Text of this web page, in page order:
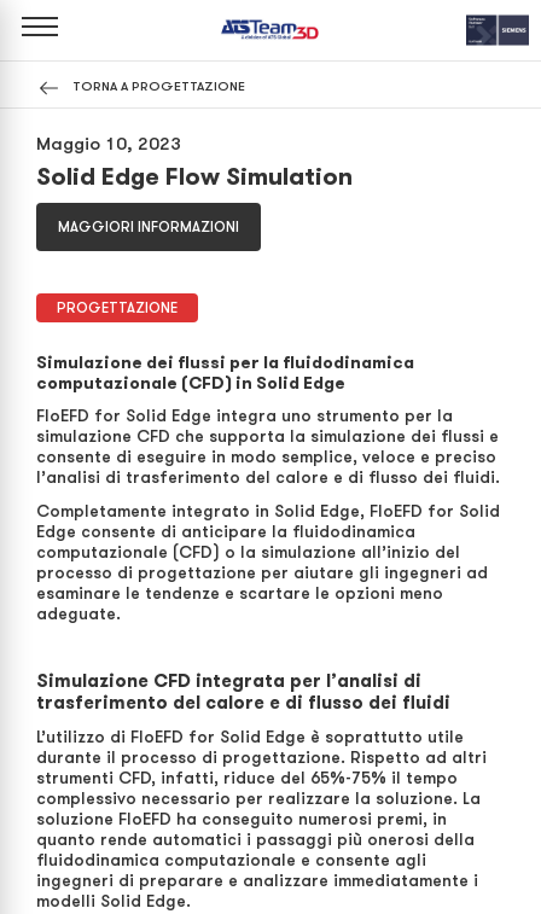
TORNA A PROGETTAZIONE
Maggio 10, 2023
Solid Edge Flow Simulation
MAGGIORI INFORMAZIONI
PROGETTAZIONE
Simulazione dei flussi per la fluidodinamica
computazionale (CFD) in Solid Edge
FloEFD for Solid Edge integra uno strumento per la
simulazione CFD che supporta la simulazione dei flussi e
consente di eseguire in modo semplice, veloce e preciso
l’analisi di trasferimento del calore e di flusso dei fluidi.
Completamente integrato in Solid Edge, FloEFD for Solid
Edge consente di anticipare la fluidodinamica
computazionale (CFD) o la simulazione all’inizio del
processo di progettazione per aiutare gli ingegneri ad
esaminare le tendenze e scartare le opzioni meno
adeguate.
Simulazione CFD integrata per l’analisi di
trasferimento del calore e di flusso dei fluidi
L’utilizzo di FloEFD for Solid Edge è soprattutto utile
durante il processo di progettazione. Rispetto ad altri
strumenti CFD, infatti, riduce del 65%-75% il tempo
complessivo necessario per realizzare la soluzione. La
soluzione FloEFD ha conseguito numerosi premi, in
quanto rende automatici i passaggi più onerosi della
fluidodinamica computazionale e consente agli
ingegneri di preparare e analizzare immediatamente i
modelli Solid Edge.